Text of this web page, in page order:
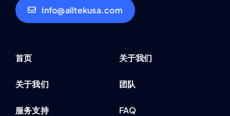
Info@alltekusa.com
首页
关于我们
服务支持
关于我们
团队
FAQ